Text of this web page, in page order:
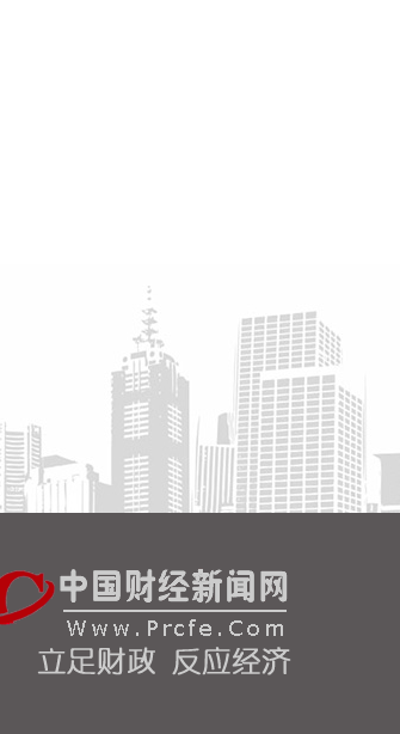
月6日公告，公司控股股东、实控人
议公司使用自有资金通过集中竞价交
，回购完毕后将依法进行注销并减少
回购资金总额不低于2000万元
3000万元（含）。
月6日，浙江省委、省政府召开全省
报、快报、多报”，多部门加密精细
警叫应机制，全面覆盖重点群体；要
科学把握“时、度、效”，全面激
挥体系，规范应急响应启动、会商研